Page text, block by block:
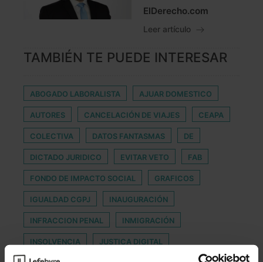
ElDerecho.com
Leer artículo
TAMBIÉN TE PUEDE INTERESAR
ABOGADO LABORALISTA AJUAR DOMESTICO
AUTORES CANCELACIÓN DE VIAJES CEAPA
COLECTIVA DATOS FANTASMAS DE
DICTADO JURIDICO EVITAR VETO FAB
FONDO DE IMPACTO SOCIAL GRAFICOS
IGUALDAD CGPJ INAUGURACIÓN
INFRACCION PENAL INMIGRACIÓN
INSOLVENCIA JUSTICA DIGITAL